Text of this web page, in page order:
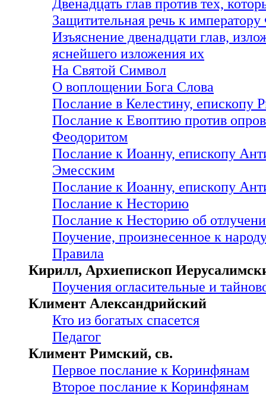
Двенадцать глав против тех,
Защитительная речь к
Изъяснение двенадцати глав,
яснейшего изложения их
На Святой Символ
О воплощении Бога Слова
Послание в Келестину, епископу
Послание к Евоптию против
Феодоритом
Послание к Иоанну, епископу
Эмесским
Послание к Иоанну, епископу
Послание к Несторию
Послание к Несторию об
Поучение, произнесенное к
Правила
Кирилл, Архиепископ
Поучения огласительные и
Климент Александрийский
Кто из богатых спасется
Педагог
Климент Римский, св.
Первое послание к Коринфянам
Второе послание к Коринфянам